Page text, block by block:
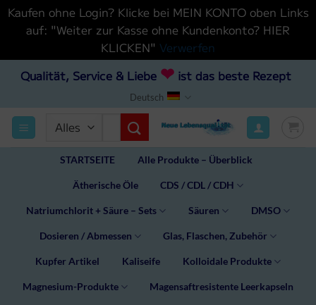
Kaufen ohne Login? Klicke bei MEIN KONTO oben Links
auf: "Weiter zur Kasse ohne Kundenkonto? HIER
KLICKEN" Verwerfen
Inhalt
Qualität, Service & Liebe ❤ist das beste Rezept
Deutsch
Suchen
STARTSEITE Alle Produkte – Überblick
Ätherische Öle CDS / CDL / CDH
Natriumchlorit + Säure – Sets Säuren DMSO
Dosieren / Abmessen Glas, Flaschen, Zubehör
Kupfer Artikel Kaliseife Kolloidale Produkte
Magnesium-Produkte Magensaftresistente Leerkapseln